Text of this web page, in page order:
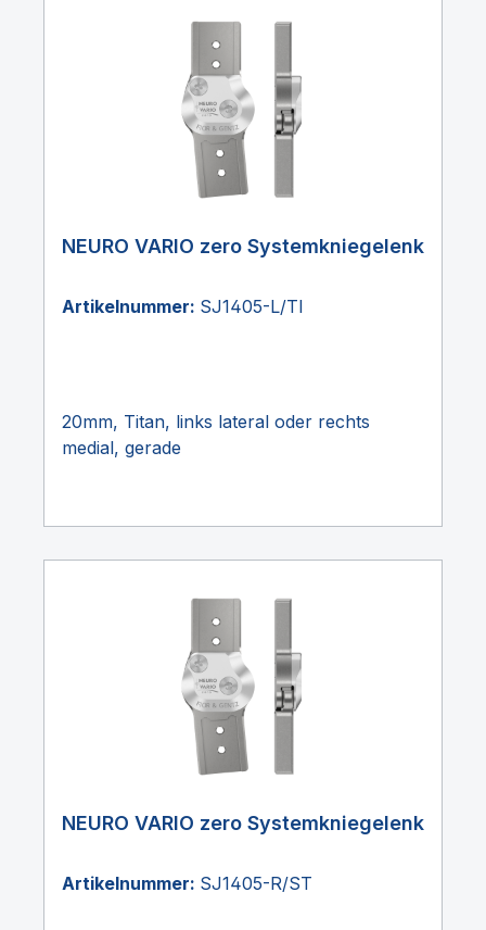
NEURO VARIO zero Systemkniegelenk
Artikelnummer: SJ1405-L/TI
20mm, Titan, links lateral oder rechts
medial, gerade
NEURO VARIO zero Systemkniegelenk
Artikelnummer: SJ1405-R/ST